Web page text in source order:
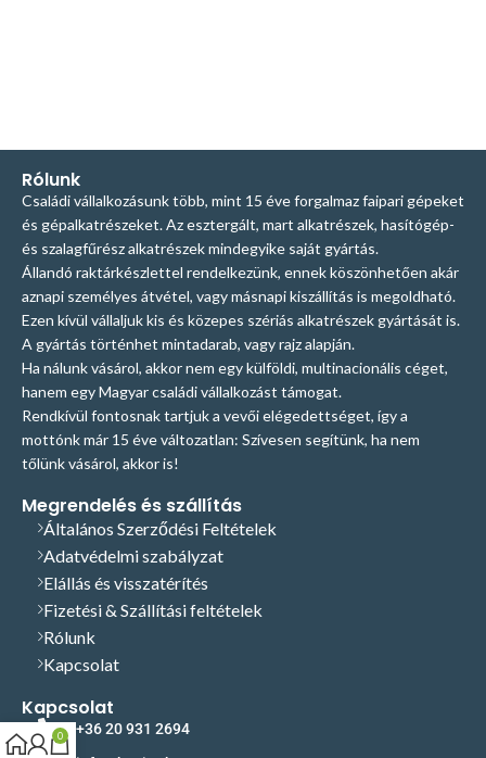
Rólunk
Családi vállalkozásunk több, mint 15 éve forgalmaz faipari gépeket
és gépalkatrészeket. Az esztergált, mart alkatrészek, hasítógép-
és szalagfűrész alkatrészek mindegyike saját gyártás.
Állandó raktárkészlettel rendelkezünk, ennek köszönhetően akár
aznapi személyes átvétel, vagy másnapi kiszállítás is megoldható.
Ezen kívül vállaljuk kis és közepes szériás alkatrészek gyártását is.
A gyártás történhet mintadarab, vagy rajz alapján.
Ha nálunk vásárol, akkor nem egy külföldi, multinacionális céget,
hanem egy Magyar családi vállalkozást támogat.
Rendkívül fontosnak tartjuk a vevői elégedettséget, így a
mottónk már 15 éve változatlan: Szívesen segítünk, ha nem
tőlünk vásárol, akkor is!
Megrendelés és szállítás
Általános Szerződési Feltételek
Adatvédelmi szabályzat
Elállás és visszatérítés
Fizetési & Szállítási feltételek
Rólunk
Kapcsolat
Kapcsolat
+36 20 931 2694
0